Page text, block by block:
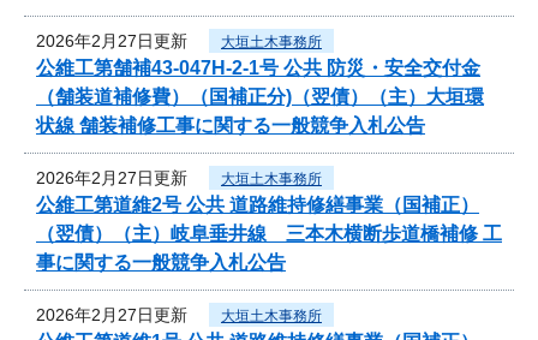
2026年2月27日更新 大垣土木事務所
公維工第舗補43-047H-2-1号 公共 防災・安全交付金
（舗装道補修費）（国補正分)（翌債）（主）大垣環
状線 舗装補修工事に関する一般競争入札公告
2026年2月27日更新 大垣土木事務所
公維工第道維2号 公共 道路維持修繕事業（国補正）
（翌債）（主）岐阜垂井線 三本木横断歩道橋補修 工
事に関する一般競争入札公告
2026年2月27日更新 大垣土木事務所